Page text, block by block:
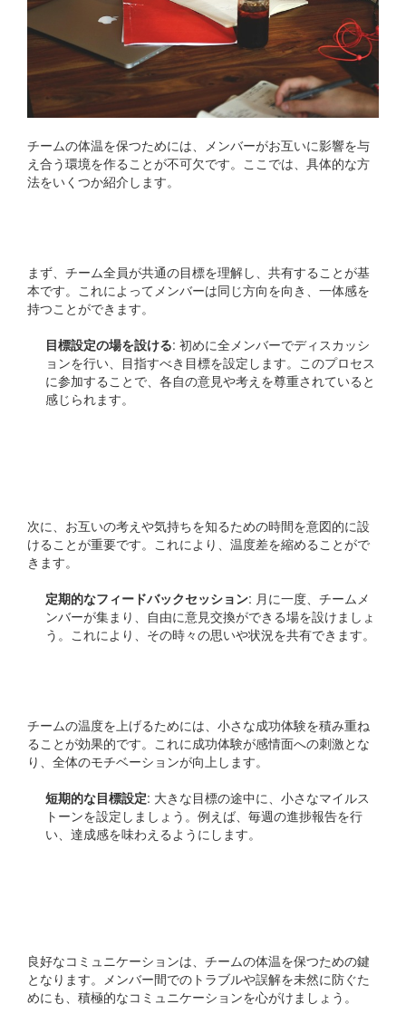
チームの体温を保つためには、メンバーがお互いに影響を与
え合う環境を作ることが不可欠です。ここでは、具体的な方
法をいくつか紹介します。
まず、チーム全員が共通の目標を理解し、共有することが基
本です。これによってメンバーは同じ方向を向き、一体感を
持つことができます。
目標設定の場を設ける: 初めに全メンバーでディスカッシ
ョンを行い、目指すべき目標を設定します。このプロセス
に参加することで、各自の意見や考えを尊重されていると
感じられます。
次に、お互いの考えや気持ちを知るための時間を意図的に設
けることが重要です。これにより、温度差を縮めることがで
きます。
定期的なフィードバックセッション: 月に一度、チームメ
ンバーが集まり、自由に意見交換ができる場を設けましょ
う。これにより、その時々の思いや状況を共有できます。
チームの温度を上げるためには、小さな成功体験を積み重ね
ることが効果的です。これに成功体験が感情面への刺激とな
り、全体のモチベーションが向上します。
短期的な目標設定: 大きな目標の途中に、小さなマイルス
トーンを設定しましょう。例えば、毎週の進捗報告を行
い、達成感を味わえるようにします。
良好なコミュニケーションは、チームの体温を保つための鍵
となります。メンバー間でのトラブルや誤解を未然に防ぐた
めにも、積極的なコミュニケーションを心がけましょう。